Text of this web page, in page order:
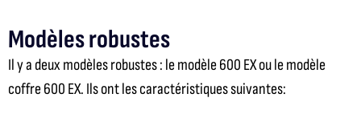
Modèles robustes
Il y a deux modèles robustes : le modèle 600 EX ou le modèle
coffre 600 EX. Ils ont les caractéristiques suivantes: